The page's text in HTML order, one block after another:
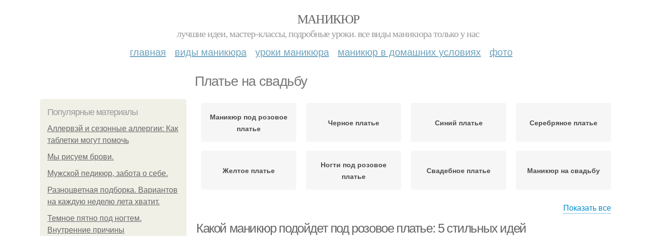
МАНИКЮР
лучшие идеи, мастер-классы, подробные уроки. все виды маникюра только у нас
главная виды маникюра уроки маникюра маникюр в домашних условиях фото
Платье на свадьбу
Популярные материалы
Аллервэй и сезонные аллергии: Как
таблетки могут помочь
Мы рисуем брови.
Мужской педикюр, забота о себе.
Разноцветная подборка. Вариантов
на каждую неделю лета хватит.
Темное пятно под ногтем.
Внутренние причины
Маникюр под розовое
платье
Черное платье Синий платье Серебряное платье
Желтое платье
Ногти под розовое
платье
Свадебное платье Маникюр на свадьбу
Маникюр под бежевое
Показать все
Какой маникюр подойдет под розовое платье: 5 стильных идей